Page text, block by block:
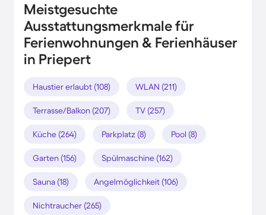
Meistgesuchte
Ausstattungsmerkmale für
Ferienwohnungen & Ferienhäuser
in Priepert
Haustier erlaubt (108) WLAN (211)
Terrasse/Balkon (207) TV (257)
Küche (264) Parkplatz (8) Pool (8)
Garten (156) Spülmaschine (162)
Sauna (18) Angelmöglichkeit (106)
Nichtraucher (265)